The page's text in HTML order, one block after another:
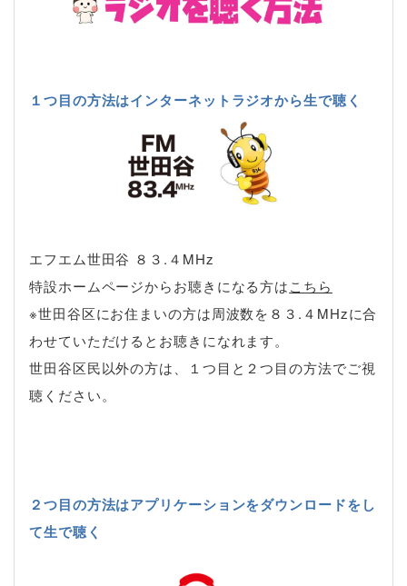
１つ目の方法はインターネットラジオから生で聴く
エフエム世田谷 ８３.４MHz
特設ホームページからお聴きになる方はこちら
※世田谷区にお住まいの方は周波数を８３.４MHzに合
わせていただけるとお聴きになれます。
世田谷区民以外の方は、１つ目と２つ目の方法でご視
聴ください。
２つ目の方法はアプリケーションをダウンロードをし
て生で聴く